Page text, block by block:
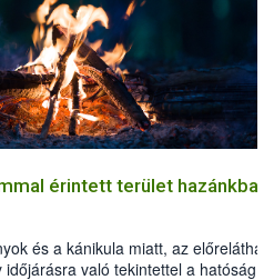
érintett terület hazánkban
és a kánikula miatt, az
való tekintettel a hatóság